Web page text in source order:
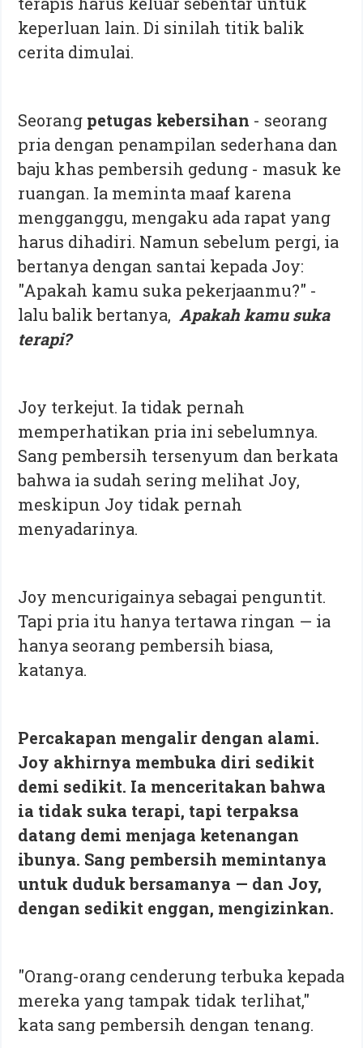
keperluan lain. Di sinilah titik balik
cerita dimulai.
Seorang petugas kebersihan - seorang
pria dengan penampilan sederhana dan
baju khas pembersih gedung - masuk ke
ruangan. Ia meminta maaf karena
mengganggu, mengaku ada rapat yang
harus dihadiri. Namun sebelum pergi, ia
bertanya dengan santai kepada Joy:
"Apakah kamu suka pekerjaanmu?" -
lalu balik bertanya,Apakah kamu suka
terapi?
Joy terkejut. Ia tidak pernah
memperhatikan pria ini sebelumnya.
Sang pembersih tersenyum dan berkata
bahwa ia sudah sering melihat Joy,
meskipun Joy tidak pernah
menyadarinya.
Joy mencurigainya sebagai penguntit.
Tapi pria itu hanya tertawa ringan — ia
hanya seorang pembersih biasa,
katanya.
Percakapan mengalir dengan alami.
Joy akhirnya membuka diri sedikit
demi sedikit. Ia menceritakan bahwa
ia tidak suka terapi, tapi terpaksa
datang demi menjaga ketenangan
ibunya. Sang pembersih memintanya
untuk duduk bersamanya — dan Joy,
dengan sedikit enggan, mengizinkan.
"Orang-orang cenderung terbuka kepada
mereka yang tampak tidak terlihat,"
kata sang pembersih dengan tenang.